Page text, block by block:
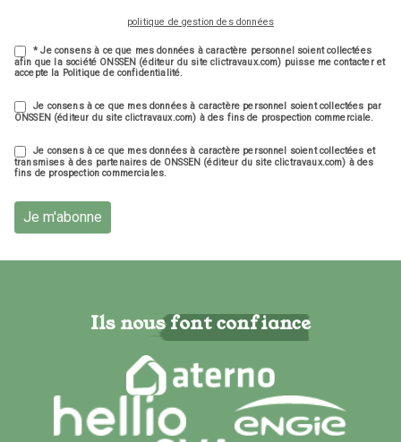
politique de gestion des données
* Je consens à ce que mes données à caractère personnel soient collectées
afin que la société ONSSEN (éditeur du site clictravaux.com) puisse me contacter et
accepte la Politique de confidentialité.
Je consens à ce que mes données à caractère personnel soient collectées par
ONSSEN (éditeur du site clictravaux.com) à des fins de prospection commerciale.
Je consens à ce que mes données à caractère personnel soient collectées et
transmises à des partenaires de ONSSEN (éditeur du site clictravaux.com) à des
fins de prospection commerciales.
Je m'abonne
Ils nous font confiance